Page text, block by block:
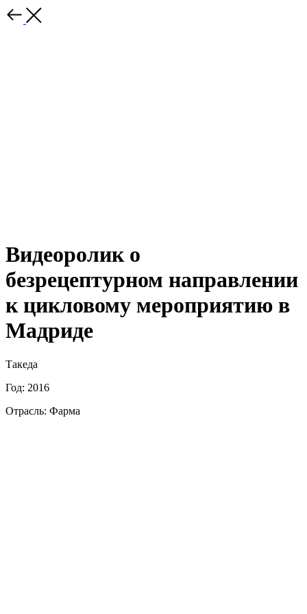
Видеоролик о
безрецептурном направлении
к цикловому мероприятию в
Мадриде
Такеда
Год: 2016
Отрасль: Фарма